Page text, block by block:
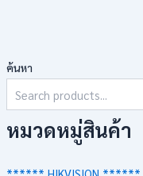
ค้นหา
หมวดหมู่สินค้า
****** HIKVISION ******